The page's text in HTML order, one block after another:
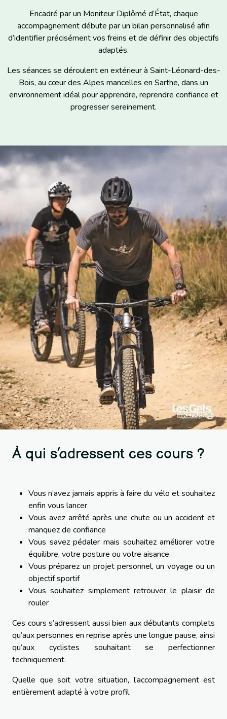
Encadré par un Moniteur Diplômé d’État, chaque
accompagnement débute par un bilan personnalisé afin
d’identifier précisément vos freins et de définir des objectifs
adaptés.
Les séances se déroulent en extérieur à Saint-Léonard-des-
Bois, au cœur des Alpes mancelles en Sarthe, dans un
environnement idéal pour apprendre, reprendre confiance et
progresser sereinement.
À qui s’adressent ces cours ?
Vous n’avez jamais appris à faire du vélo et souhaitez
enfin vous lancer
Vous avez arrêté après une chute ou un accident et
manquez de confiance
Vous savez pédaler mais souhaitez améliorer votre
équilibre, votre posture ou votre aisance
Vous préparez un projet personnel, un voyage ou un
objectif sportif
Vous souhaitez simplement retrouver le plaisir de
rouler
Ces cours s’adressent aussi bien aux débutants complets
qu’aux personnes en reprise après une longue pause, ainsi
qu’aux cyclistes souhaitant se perfectionner
techniquement.
Quelle que soit votre situation, l’accompagnement est
entièrement adapté à votre profil.